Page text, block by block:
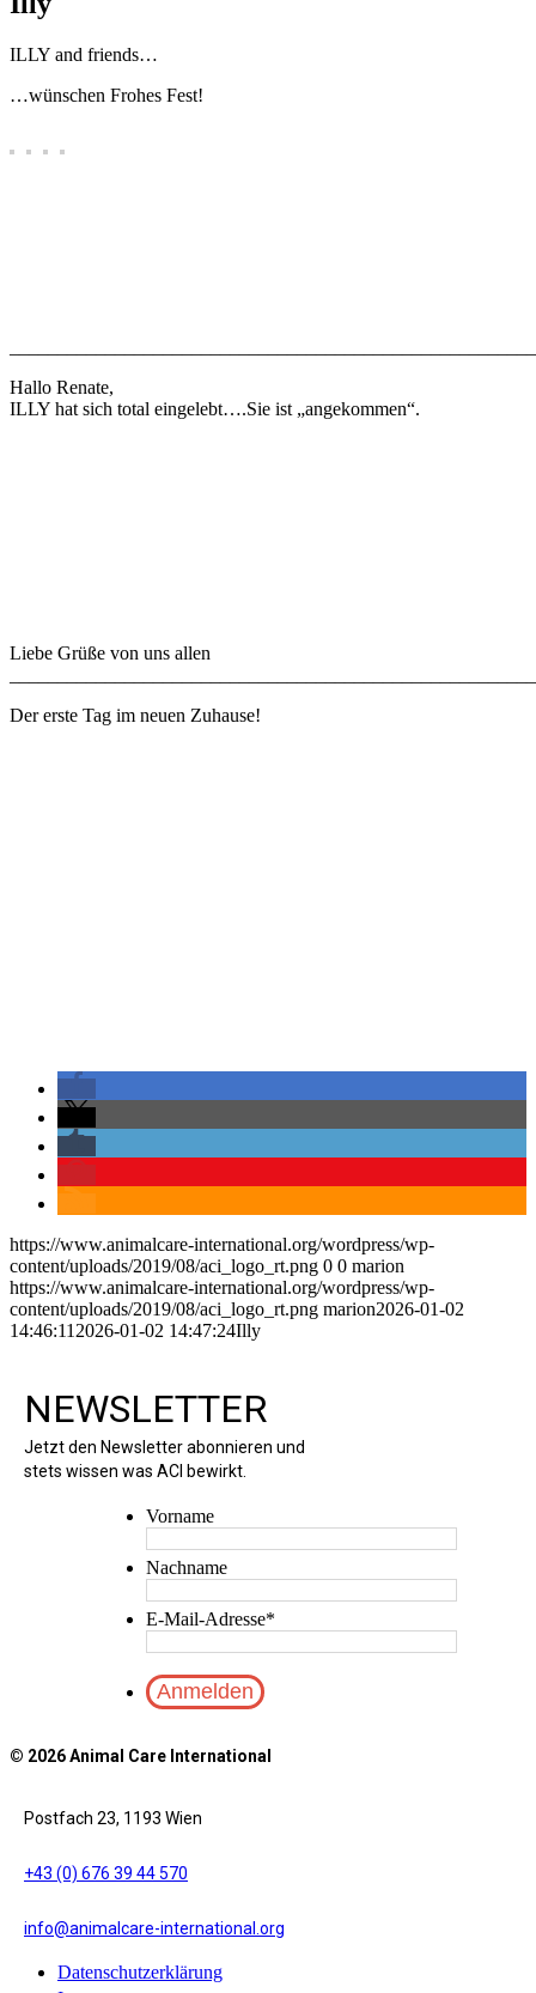
ILLY and friends…
…wünschen Frohes Fest!
Hallo Renate,
ILLY hat sich total eingelebt….Sie ist „angekommen“.
Liebe Grüße von uns allen
Der erste Tag im neuen Zuhause!
https://www.animalcare-international.org/wordpress/wp-
content/uploads/2019/08/aci_logo_rt.png 0 0 marion
https://www.animalcare-international.org/wordpress/wp-
content/uploads/2019/08/aci_logo_rt.png marion2026-01-02
14:46:11 2026-01-02 14:47:24Illy
NEWSLETTER
Jetzt den Newsletter abonnieren und
stets wissen was ACI bewirkt.
Vorname
Nachname
E-Mail-Adresse*
© 2026 Animal Care International
Postfach 23, 1193 Wien
+43 (0) 676 39 44 570
info@animalcare-international.org
Datenschutzerklärung